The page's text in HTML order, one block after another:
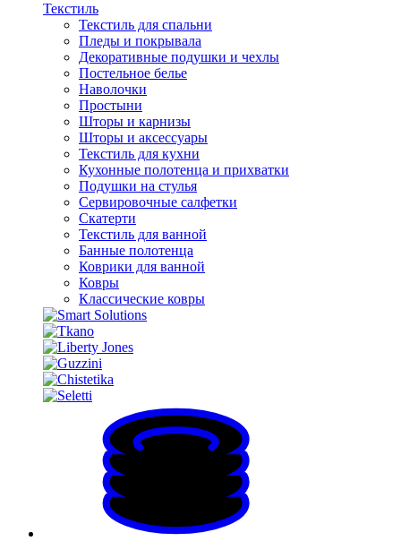
Текстиль
Текстиль для спальни
Пледы и покрывала
Декоративные подушки и чехлы
Постельное белье
Наволочки
Простыни
Шторы и карнизы
Шторы и аксессуары
Текстиль для кухни
Кухонные полотенца и прихватки
Подушки на стулья
Сервировочные салфетки
Скатерти
Текстиль для ванной
Банные полотенца
Коврики для ванной
Ковры
Классические ковры